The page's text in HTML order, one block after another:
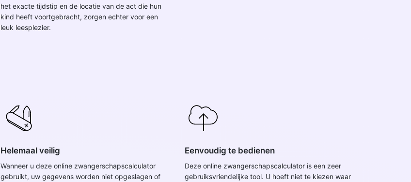
het exacte tijdstip en de locatie van de act die hun
kind heeft voortgebracht, zorgen echter voor een
leuk leesplezier.
Helemaal veilig
Wanneer u deze online zwangerschapscalculator
gebruikt, uw gegevens worden niet opgeslagen of
Eenvoudig te bedienen
Deze online zwangerschapscalculator is een zeer
gebruiksvriendelijke tool. U hoeft niet te kiezen waar